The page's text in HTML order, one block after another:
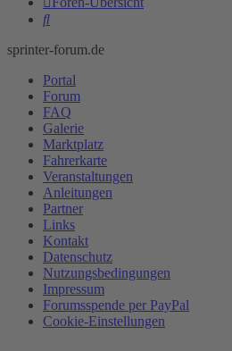
Suche
sprinter-forum.de
Portal
Forum
FAQ
Galerie
Marktplatz
Fahrerkarte
Veranstaltungen
Anleitungen
Partner
Links
Kontakt
Datenschutz
Nutzungsbedingungen
Impressum
Forumsspende per PayPal
Cookie-Einstellungen